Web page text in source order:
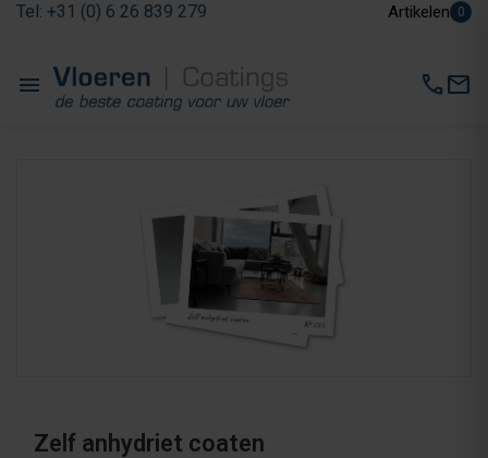
Tel: +31 (0) 6 26 839 279 Artikelen 0
menu callmail
Zelf anhydriet coaten